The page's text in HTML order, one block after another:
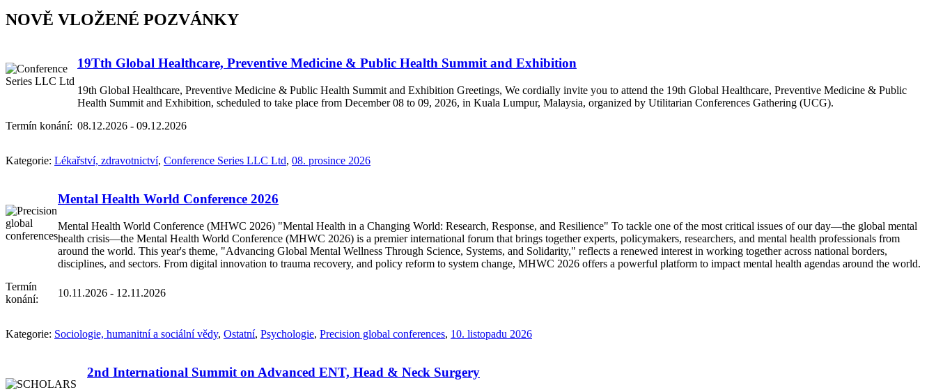
NOVĚ VLOŽENÉ POZVÁNKY
19Tth Global Healthcare, Preventive Medicine & Public Health Summit and Exhibition
19th Global Healthcare, Preventive Medicine & Public Health Summit and Exhibition Greetings, We cordially invite you to attend the 19th Global Healthcare, Preventive Medicine & Public
Health Summit and Exhibition, scheduled to take place from December 08 to 09, 2026, in Kuala Lumpur, Malaysia, organized by Utilitarian Conferences Gathering (UCG).
Termín konání: 08.12.2026 - 09.12.2026
Kategorie: Lékařství, zdravotnictví, Conference Series LLC Ltd, 08. prosince 2026
Mental Health World Conference 2026
Mental Health World Conference (MHWC 2026) "Mental Health in a Changing World: Research, Response, and Resilience" To tackle one of the most critical issues of our day—the global mental
health crisis—the Mental Health World Conference (MHWC 2026) is a premier international forum that brings together experts, policymakers, researchers, and mental health professionals from
around the world. This year's theme, "Advancing Global Mental Wellness Through Science, Systems, and Solidarity," reflects a renewed interest in working together across national borders,
disciplines, and sectors. From digital innovation to trauma recovery, and policy reform to system change, MHWC 2026 offers a powerful platform to impact mental health agendas around the world.
Termín
konání:
10.11.2026 - 12.11.2026
Kategorie: Sociologie, humanitní a sociální vědy, Ostatní, Psychologie, Precision global conferences, 10. listopadu 2026
2nd International Summit on Advanced ENT, Head & Neck Surgery